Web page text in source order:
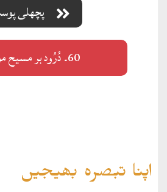
پچھلی
60۔ دُرُود بر مسیح موعود
اپنا تبصرہ بھیجیں